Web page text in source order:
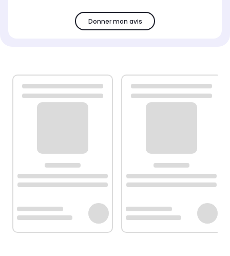
Donner mon avis